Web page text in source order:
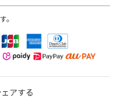
。
ェアする